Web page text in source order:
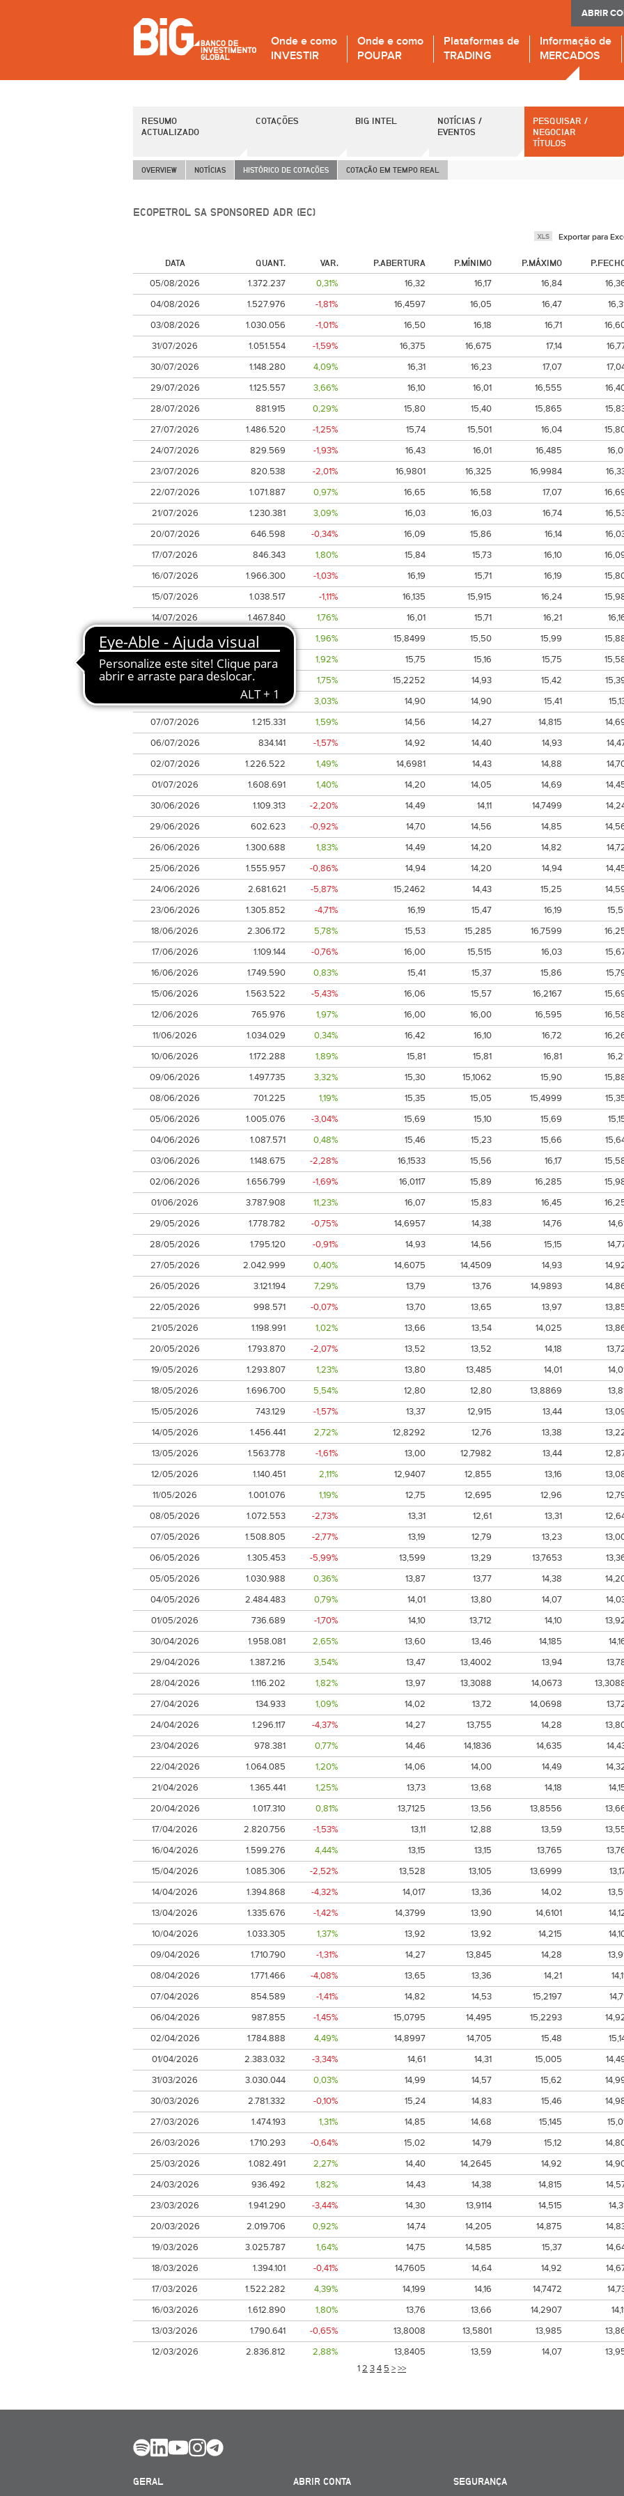
ABRIR
Onde e como
INVESTIR
Onde e como
POUPAR
Plataformas de
TRADING
Informação de
MERCADOS
RESUMO
ACTUALIZADO
COTAÇÕES BIG INTEL
NOTÍCIAS /
EVENTOS
PESQUISAR /
NEGOCIAR
TÍTULOS
OVERVIEW NOTÍCIAS HISTÓRICO DE COTAÇÕES COTAÇÃO EM TEMPO REAL
ECOPETROL SA SPONSORED ADR (EC)
Exportar para
DATA QUANT. VAR. P.ABERTURA P.MÍNIMO P.MÁXIMO
12 34 5 >>>
05/08/2026 1.372.237 0,31% 16,32 16,17 16,84
04/08/2026
1.527.976 -1,81% 16,4597 16,05 16,47
03/08/2026
1.030.056 -1,01% 16,50 16,18 16,71
31/07/2026
1.051.554 -1,59% 16,375 16,675 17,14
30/07/2026
1.148.280 4,09% 16,31 16,23 17,07
29/07/2026
1.125.557 3,66% 16,10 16,01 16,555
28/07/2026
881.915 0,29% 15,80 15,40 15,865
27/07/2026
1.486.520 -1,25% 15,74 15,501 16,04
24/07/2026
829.569 -1,93% 16,43 16,01 16,485
23/07/2026
820.538 -2,01% 16,9801 16,325 16,9984
22/07/2026
1.071.887 0,97% 16,65 16,58 17,07
21/07/2026
1.230.381 3,09% 16,03 16,03 16,74
20/07/2026
646.598 -0,34% 16,09 15,86 16,14
17/07/2026
846.343 1,80% 15,84 15,73 16,10
16/07/2026
1.966.300 -1,03% 16,19 15,71 16,19
15/07/2026
1.038.517 -1,11% 16,135 15,915 16,24
14/07/2026
1.467.840 1,76% 16,01 15,71 16,21
13/07/2026
1.004.941 1,96% 15,8499 15,50 15,99
10/07/2026
1.278.195 1,92% 15,75 15,16 15,75
09/07/2026
1.304.648 1,75% 15,2252 14,93 15,42
08/07/2026
1.251.309 3,03% 14,90 14,90 15,41
07/07/2026
1.215.331 1,59% 14,56 14,27 14,815
06/07/2026
834.141 -1,57% 14,92 14,40 14,93
02/07/2026
1.226.522 1,49% 14,6981 14,43 14,88
01/07/2026
1.608.691 1,40% 14,20 14,05 14,69
30/06/2026
1.109.313 -2,20% 14,49 14,11 14,7499
29/06/2026
602.623 -0,92% 14,70 14,56 14,85
26/06/2026
1.300.688 1,83% 14,49 14,20 14,82
25/06/2026
1.555.957 -0,86% 14,94 14,20 14,94
24/06/2026
2.681.621 -5,87% 15,2462 14,43 15,25
23/06/2026
1.305.852 -4,71% 16,19 15,47 16,19
18/06/2026
2.306.172 5,78% 15,53 15,285 16,7599
17/06/2026
1.109.144 -0,76% 16,00 15,515 16,03
16/06/2026
1.749.590 0,83% 15,41 15,37 15,86
15/06/2026
1.563.522 -5,43% 16,06 15,57 16,2167
12/06/2026
765.976 1,97% 16,00 16,00 16,595
11/06/2026
1.034.029 0,34% 16,42 16,10 16,72
10/06/2026
1.172.288 1,89% 15,81 15,81 16,81
09/06/2026
1.497.735 3,32% 15,30 15,1062 15,90
08/06/2026
701.225 1,19% 15,35 15,05 15,4999
05/06/2026
1.005.076 -3,04% 15,69 15,10 15,69
04/06/2026
1.087.571 0,48% 15,46 15,23 15,66
03/06/2026
1.148.675 -2,28% 16,1533 15,56 16,17
02/06/2026
1.656.799 -1,69% 16,0117 15,89 16,285
01/06/2026
3.787.908 11,23% 16,07 15,83 16,45
29/05/2026
1.778.782 -0,75% 14,6957 14,38 14,76
28/05/2026
1.795.120 -0,91% 14,93 14,56 15,15
27/05/2026
2.042.999 0,40% 14,6075 14,4509 14,93
26/05/2026
3.121.194 7,29% 13,79 13,76 14,9893
22/05/2026
998.571 -0,07% 13,70 13,65 13,97
21/05/2026
1.198.991 1,02% 13,66 13,54 14,025
20/05/2026
1.793.870 -2,07% 13,52 13,52 14,18
19/05/2026
1.293.807 1,23% 13,80 13,485 14,01
18/05/2026
1.696.700 5,54% 12,80 12,80 13,8869
15/05/2026
743.129 -1,57% 13,37 12,915 13,44
14/05/2026
1.456.441 2,72% 12,8292 12,76 13,38
13/05/2026
1.563.778 -1,61% 13,00 12,7982 13,44
12/05/2026
1.140.451 2,11% 12,9407 12,855 13,16
11/05/2026
1.001.076 1,19% 12,75 12,695 12,96
08/05/2026
1.072.553 -2,73% 13,31 12,61 13,31
07/05/2026
1.508.805 -2,77% 13,19 12,79 13,23
06/05/2026
1.305.453 -5,99% 13,599 13,29 13,7653
05/05/2026
1.030.988 0,36% 13,87 13,77 14,38
04/05/2026
2.484.483 0,79% 14,01 13,80 14,07
01/05/2026
736.689 -1,70% 14,10 13,712 14,10
30/04/2026
1.958.081 2,65% 13,60 13,46 14,185
29/04/2026
1.387.216 3,54% 13,47 13,4002 13,94
28/04/2026
1.116.202 1,82% 13,97 13,3088 14,0673
27/04/2026
134.933 1,09% 14,02 13,72 14,0698
24/04/2026
1.296.117 -4,37% 14,27 13,755 14,28
23/04/2026
978.381 0,77% 14,46 14,1836 14,635
22/04/2026
1.064.085 1,20% 14,06 14,00 14,49
21/04/2026
1.365.441 1,25% 13,73 13,68 14,18
20/04/2026
1.017.310 0,81% 13,7125 13,56 13,8556
17/04/2026
2.820.756 -1,53% 13,11 12,88 13,59
16/04/2026
1.599.276 4,44% 13,15 13,15 13,765
15/04/2026
1.085.306 -2,52% 13,528 13,105 13,6999
14/04/2026
1.394.868 -4,32% 14,017 13,36 14,02
13/04/2026
1.335.676 -1,42% 14,3799 13,90 14,6101
10/04/2026
1.033.305 1,37% 13,92 13,92 14,215
09/04/2026
1.710.790 -1,31% 14,27 13,845 14,28
08/04/2026
1.771.466 -4,08% 13,65 13,36 14,21
07/04/2026
854.589 -1,41% 14,82 14,53 15,2197
06/04/2026
987.855 -1,45% 15,0795 14,495 15,2293
02/04/2026
1.784.888 4,49% 14,8997 14,705 15,48
01/04/2026
2.383.032 -3,34% 14,61 14,31 15,005
31/03/2026
3.030.044 0,03% 14,99 14,57 15,62
30/03/2026
2.781.332 -0,10% 15,24 14,83 15,46
27/03/2026
1.474.193 1,31% 14,85 14,68 15,145
26/03/2026
1.710.293 -0,64% 15,02 14,79 15,12
25/03/2026
1.082.491 2,27% 14,40 14,2645 14,92
24/03/2026
936.492 1,82% 14,43 14,38 14,815
23/03/2026
1.941.290 -3,44% 14,30 13,9114 14,515
20/03/2026
2.019.706 0,92% 14,74 14,205 14,875
19/03/2026
3.025.787 1,64% 14,75 14,585 15,37
18/03/2026
1.394.101 -0,41% 14,7605 14,64 14,92
17/03/2026
1.522.282 4,39% 14,199 14,16 14,7472
16/03/2026
1.612.890 1,80% 13,76 13,66 14,2907
13/03/2026
1.790.641 -0,65% 13,8008 13,5801 13,985
12/03/2026
2.836.812 2,88% 13,8405 13,59 14,07
GERAL ABRIR CONTA SEGURANÇA